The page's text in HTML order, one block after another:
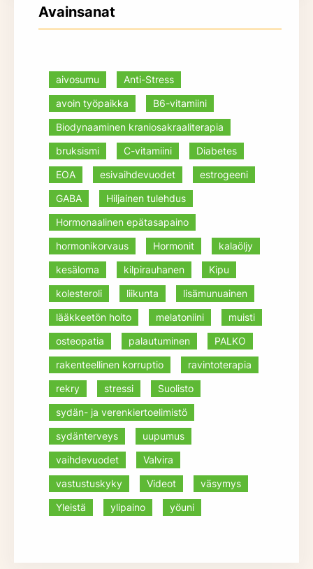
Avainsanat
aivosumu
Anti-Stress
avoin työpaikka
B6-vitamiini
Biodynaaminen kraniosakraaliterapia
bruksismi
C-vitamiini
Diabetes
EOA
esivaihdevuodet
estrogeeni
GABA
Hiljainen tulehdus
Hormonaalinen epätasapaino
hormonikorvaus
Hormonit
kalaöljy
kesäloma
kilpirauhanen
Kipu
kolesteroli
liikunta
lisämunuainen
lääkkeetön hoito
melatoniini
muisti
osteopatia
palautuminen
PALKO
rakenteellinen korruptio
ravintoterapia
rekry
stressi
Suolisto
sydän- ja verenkiertoelimistö
sydänterveys
uupumus
vaihdevuodet
Valvira
vastustuskyky
Videot
väsymys
Yleistä
ylipaino yöuni